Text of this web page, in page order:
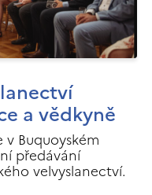
a vědkyně
Buquoyském
předávání
velvyslanectví.